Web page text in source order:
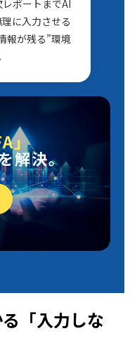
ポートまでAI
に入力させる
報が残る”環境
」
解決。
「入力しな